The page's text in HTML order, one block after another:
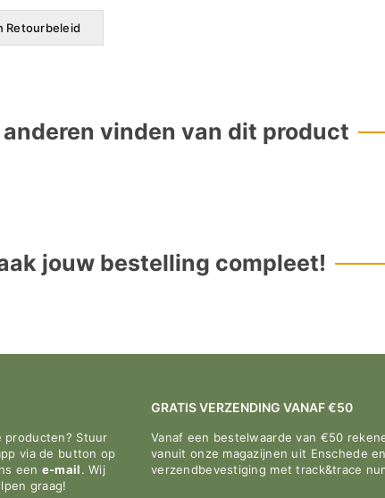
Retourbeleid
vinden van dit product
jouw bestelling compleet!
producten? Stuur
via de button op
een e-mail. Wij
graag!
GRATIS VERZENDING VANAF €50
Vanaf een bestelwaarde van €50
vanuit onze magazijnen uit Enschede
verzendbevestiging met track&trace